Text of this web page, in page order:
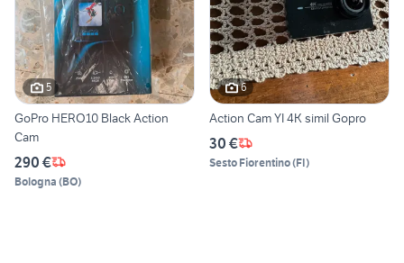
5
GoPro HERO10 Black Action
Cam
290 €
Bologna (BO)
6
Action Cam YI 4K simil Gopro
30 €
Sesto Fiorentino(FI)